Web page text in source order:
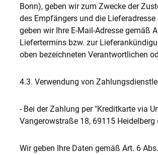
Bonn), geben wir zum Zwecke der
des Empfängers und die
geben wir Ihre E-Mail-Adresse gemäß
Liefertermins bzw. zur
oben bezeichneten Verantwortlichen
4.3. Verwendung von
- Bei der Zahlung per "Kreditkarte via
Vangerowstraße 18, 69115
Wir geben Ihre Daten gemäß Art. 6